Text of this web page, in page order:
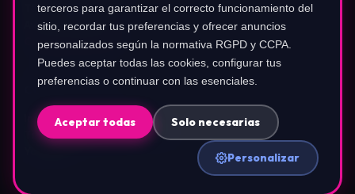
Términos de Uso
Aviso de Afiliados
Configurar Cookies
COMUNIDAD
Instagram (@ca.rameloraro)
TikTok (@carameloraro.com)
YouTube
terceros para garantizar el correcto funcionamiento del
sitio, recordar tus preferencias y ofrecer anuncios
personalizados según la normativa RGPD y CCPA.
Puedes aceptar todas las cookies, configurar tus
preferencias o continuar con las esenciales.
Aceptar todas Solo necesarias
Personalizar